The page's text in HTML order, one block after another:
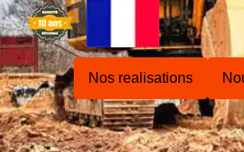
Nos realisations